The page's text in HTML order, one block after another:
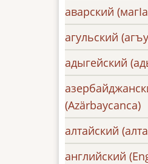
аварский
агульский
адыгейский
(Azärbaycanca)
алтайский
английский